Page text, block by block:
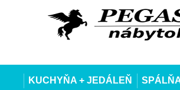
KUCHYŇA + JEDÁLEŇ